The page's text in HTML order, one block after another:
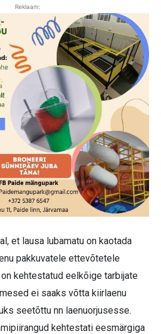
Reklaam:
et lausa lubamatu on kaotada
pakkuvatele ettevõtetele
kehtestatud eelkõige tarbijate
ei saaks võtta kiirlaenu
seetõttu nn laenuorjusesse.
kehtestati eesmärgiga